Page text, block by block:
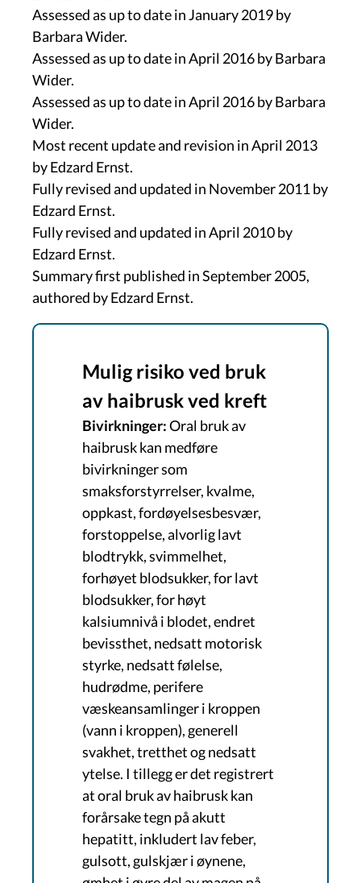
Assessed as up to date in January 2019 by
Barbara Wider.
Assessed as up to date in April 2016 by Barbara
Wider.
Assessed as up to date in April 2016 by Barbara
Wider.
Most recent update and revision in April 2013
by Edzard Ernst.
Fully revised and updated in November 2011 by
Edzard Ernst.
Fully revised and updated in April 2010 by
Edzard Ernst.
Summary first published in September 2005,
authored by Edzard Ernst.
Mulig risiko ved bruk
av haibrusk ved kreft
Bivirkninger:Oral bruk av
haibrusk kan medføre
bivirkninger som
smaksforstyrrelser, kvalme,
oppkast, fordøyelsesbesvær,
forstoppelse, alvorlig lavt
blodtrykk, svimmelhet,
forhøyet blodsukker, for lavt
blodsukker, for høyt
kalsiumnivå i blodet, endret
bevissthet, nedsatt motorisk
styrke, nedsatt følelse,
hudrødme, perifere
væskeansamlinger i kroppen
(vann i kroppen), generell
svakhet, tretthet og nedsatt
ytelse. I tillegg er det registrert
at oral bruk av haibrusk kan
forårsake tegn på akutt
hepatitt, inkludert lav feber,
gulsott, gulskjær i øynene,